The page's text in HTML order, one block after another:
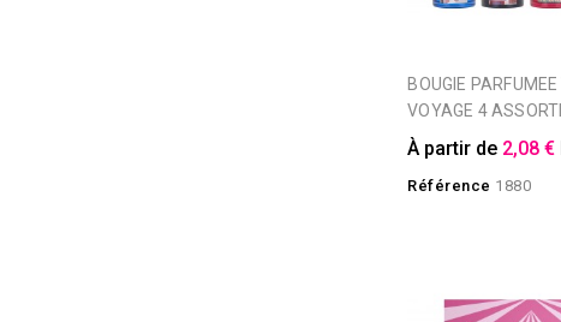
BOUGIE PARFUMEE VERRE
VOYAGE 4
À partir de 2,08 €
Référence 1880